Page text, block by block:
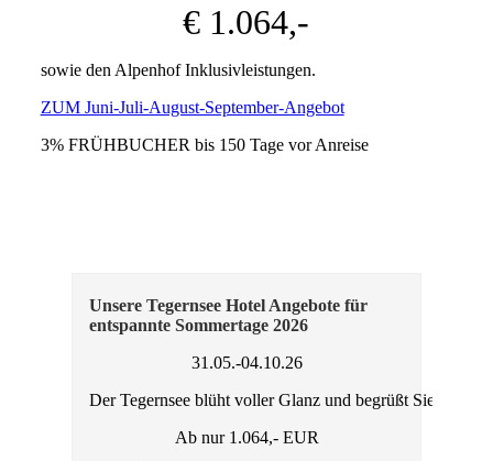
€ 1.064,-
sowie den Alpenhof Inklusivleistungen.
ZUM Juni-Juli-August-September-Angebot
3% FRÜHBUCHER bis 150 Tage vor Anreise
Unsere Tegernsee Hotel Angebote für
entspannte Sommertage 2026
31.05.-04.10.26
Der Tegernsee blüht voller Glanz und begrüßt Sie
Ab nur 1.064,- EUR